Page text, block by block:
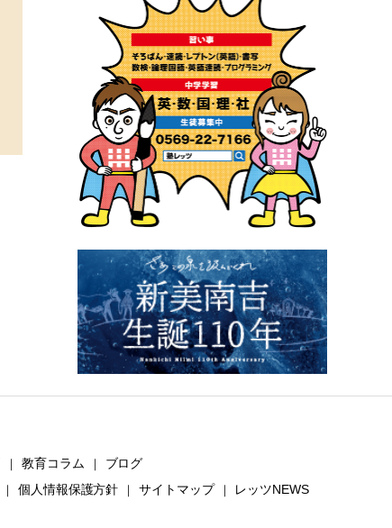
教育コラム
ブログ
個人情報保護方針 サイトマップ レッツNEWS